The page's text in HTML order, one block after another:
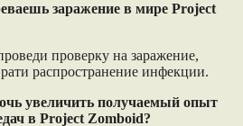
заражение в мире Project
проверку на заражение,
распространение инфекции.
увеличить получаемый опыт
в Project Zomboid?